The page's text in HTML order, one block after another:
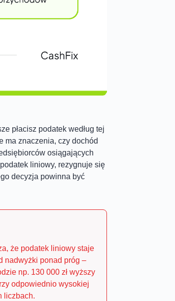
płacisz podatek według tej
ma znaczenia, czy dochód
osiągających
liniowy, rezygnuje się
decyzja powinna być
że podatek liniowy staje
nadwyżki ponad próg –
np. 130 000 zł wyższy
odpowiednio wysokiej
liczbach.